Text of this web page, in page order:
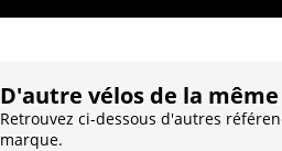
D'autre vélos de la
Retrouvez ci-dessous d'autres
marque.